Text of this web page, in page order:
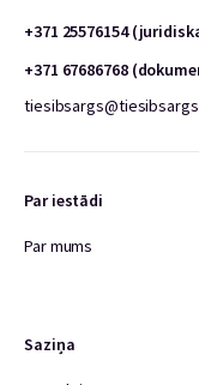
+371 25576154
+371 67686768
Par iestādi
Par mums
Saziņa